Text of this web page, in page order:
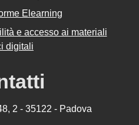
Elearning
e accesso ai materiali
digitali
2 - 35122 - Padova